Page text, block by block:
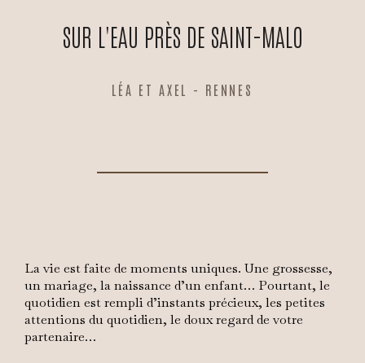
SUR L'EAU PRÈS DE SAINT-MALO
LÉA ET AXEL - RENNES
La vie est faite de moments uniques. Une grossesse,
un mariage, la naissance d’un enfant… Pourtant, le
quotidien est rempli d’instants précieux, les petites
attentions du quotidien, le doux regard de votre
partenaire…